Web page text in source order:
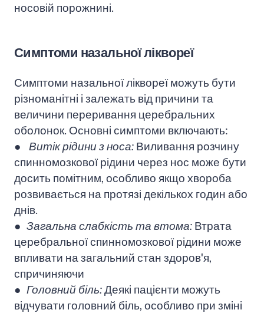
носовій порожнині.
Симптоми назальної ліквореї
Симптоми назальної ліквореї можуть бути
різноманітні і залежать від причини та
величини переривання церебральних
оболонок. Основні симптоми включають:
● Витік рідини з носа: Виливання розчину
спинномозкової рідини через нос може бути
досить помітним, особливо якщо хвороба
розвивається на протязі декількох годин або
днів.
● Загальна слабкість та втома: Втрата
церебральної спинномозкової рідини може
впливати на загальний стан здоров'я,
спричиняючи
● Головний біль:Деякі пацієнти можуть
відчувати головний біль, особливо при зміні